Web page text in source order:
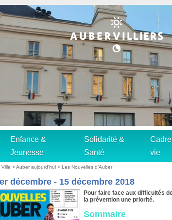
Enfance &
Jeunesse
Solidarité &
Santé
vie
Ville>Auber aujourd’hui>Les Nouvelles d’Auber
décembre - 15 décembre 2018
Pour faire face aux difficultés
la prévention une priorité.
Sommaire